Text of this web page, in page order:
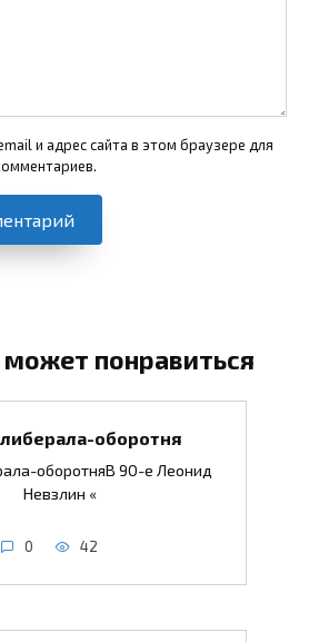
и адрес сайта в этом браузере для
понравиться
оборотня
оборотняВ 90-е Леонид
Невзлин «
0 42